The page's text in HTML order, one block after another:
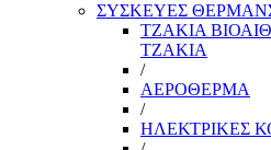
ΣΥΣΚΕΥΕΣ
ΤΖΑΚΙΑ
ΤΖΑΚΙΑ
/
ΑΕΡΟΘΕΡΜΑ
/
ΗΛΕΚΤΡΙΚΕΣ